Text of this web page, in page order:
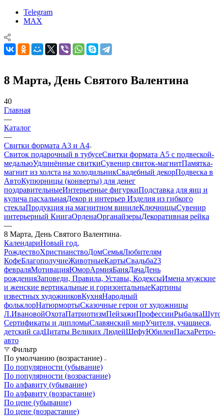
Telegram
MAX
8 Марта, День Святого Валентина
40
Главная
—
Каталог
—
Свитки формата А3 и А4
Свиток подарочный в тубусеСвитки формата А5 с подвеской-
медальюУдлинённые свиткиСувенир свиток-магнитПамятка-
магнит из холста на холодильникСвадебный декорПодвеска в
АвтоКупюрницы (конверты) для денег
поздравительныеИнтерьерные фигуркиПодставка для яиц и
кулича пасхальнаяДекор и интерьер Изделия из гибкого
стеклаПродукция на магнитном винилеКлючницыСувенир
интерьерный КнигаОрденаОрганайзерыДекоративная рейка
—
8 Марта, День Святого Валентина
КалендариНовый год,
РождествоХристианствоДомСемьяЛюбителям
КофеБлагополучиеЖивотныеКартыСвадьба23
февраляМотивацияЮморАрмияБаняДачаДень
рожденияЗаповеди, Правила, Уставы, КодексыИмена мужские
и женские вертикальные и горизонтальныеКартины
известных художниковКухняНародный
фольклорНатюрмортыСказочные герои от художницы
Л.ИвановойОхотаПатриотизмПейзажиПрофессииРыбалка
Сертификаты и дипломыСлавянский мирУчителя, учащиеся,
детский садЦитаты Великих ЛюдейШефуЮбилеиПасхаРетро-
авто
Фильтр
По умолчанию (возрастание)
По популярности (убывание)
По популярности (возрастание)
По алфавиту (убывание)
По алфавиту (возрастание)
По цене (убывание)
По цене (возрастание)